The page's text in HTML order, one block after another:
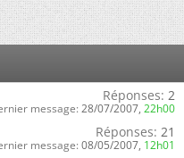
Réponses: 2
message: 28/07/2007, 22h00
Réponses: 21
message: 08/05/2007, 12h01